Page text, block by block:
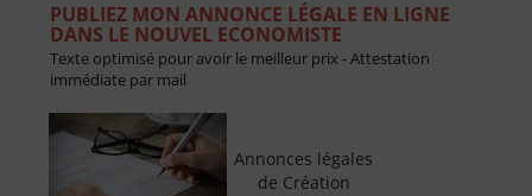
PUBLIEZ MON ANNONCE LÉGALE EN LIGNE
DANS LE NOUVEL ECONOMISTE
Texte optimisé pour avoir le meilleur prix - Attestation
immédiate par mail
Annonces légales
de Création